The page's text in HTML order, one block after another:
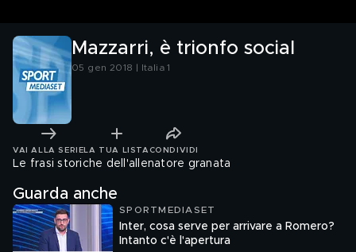
Mazzarri, è trionfo social
05 gen 2018 | Italia 1
VAI ALLA SERIE LA TUA LISTA CONDIVIDI
Le frasi storiche dell'allenatore granata
Guarda anche
SPORTMEDIASET
Inter, cosa serve per arrivare a Romero?
Intanto c'è l'apertura